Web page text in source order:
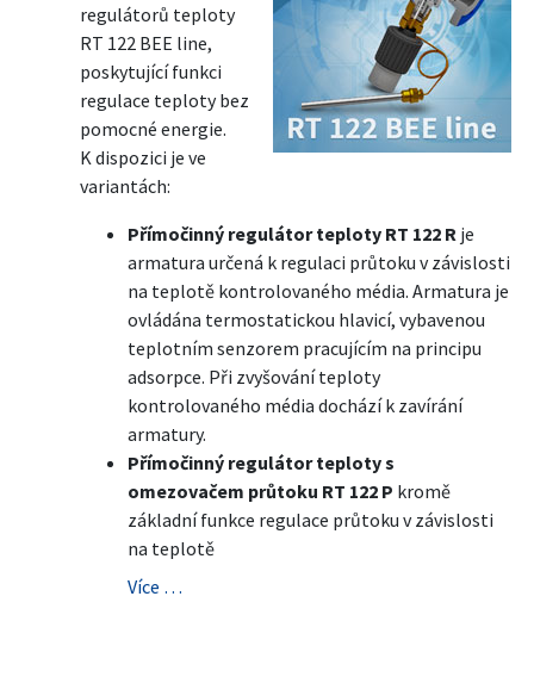
regulátorů teploty
RT 122 BEE line,
poskytující funkci
regulace teploty bez
pomocné energie.
K dispozici je ve
variantách:
Přímočinný regulátor teploty RT 122 R je
armatura určená k regulaci průtoku v závislosti
na teplotě kontrolovaného média. Armatura je
ovládána termostatickou hlavicí, vybavenou
teplotním senzorem pracujícím na principu
adsorpce. Při zvyšování teploty
kontrolovaného média dochází k zavírání
armatury.
Přímočinný regulátor teploty s
omezovačem průtoku RT 122 P kromě
základní funkce regulace průtoku v závislosti
na teplotě
Více …